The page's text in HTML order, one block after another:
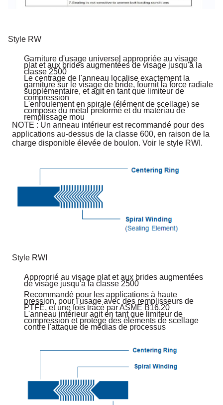
Style RW
Garniture d'usage universel appropriée au visage
plat et aux brides augmentées de visage jusqu'à la
classe 2500
Le centrage de l'anneau localise exactement la
garniture sur le visage de bride, fournit la force radiale
supplémentaire, et agit en tant que limiteur de
compression
L'enroulement en spirale (élément de scellage) se
compose du métal préformé et du matériau de
remplissage mou
NOTE : Un anneau intérieur est recommandé pour des
applications au-dessus de la classe 600, en raison de la
charge disponible élevée de boulon. Voir le style RWI.
Style RWI
Approprié au visage plat et aux brides augmentées
de visage jusqu'à la classe 2500
Recommandé pour les applications à haute
pression, pour l'usage avec des remplisseurs de
PTFE, et une fois tracé par ASME B16.20
L'anneau intérieur agit en tant que limiteur de
compression et protège des éléments de scellage
contre l'attaque de médias de processus